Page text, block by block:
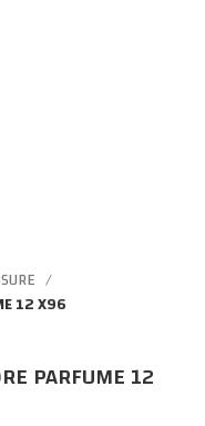
12 X96
PARFUME 12